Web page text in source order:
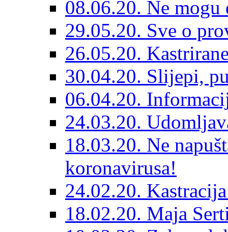
08.06.20. Ne
29.05.20. Sve o
26.05.20.
30.04.20. Slijepi,
06.04.20.
24.03.20.
18.03.20. Ne
koronavirusa!
24.02.20.
18.02.20. Maja